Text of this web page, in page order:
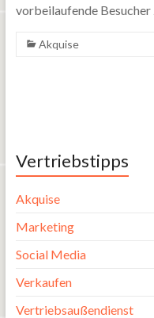
vorbeilaufende Besucher
Akquise
Vertriebstipps
Akquise
Marketing
Social Media
Verkaufen
Vertriebsaußendienst